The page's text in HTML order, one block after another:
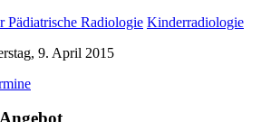
Pädiatrische Radiologie Kinderradiologie
9. April 2015